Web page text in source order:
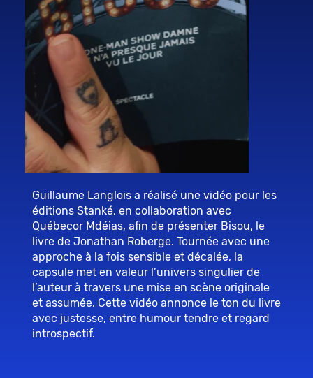
Guillaume Langlois a réalisé une vidéo pour les
éditions Stanké, en collaboration avec
Québecor Mdéias, afin de présenter Bisou, le
livre de Jonathan Roberge. Tournée avec une
approche à la fois sensible et décalée, la
capsule met en valeur l’univers singulier de
l’auteur à travers une mise en scène originale
et assumée. Cette vidéo annonce le ton du livre
avec justesse, entre humour tendre et regard
introspectif.